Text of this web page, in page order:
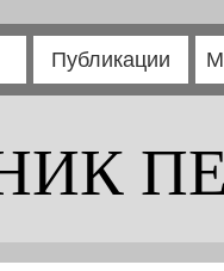
Публикации